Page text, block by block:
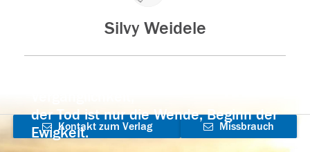
Silvy Weidele
der Tod ist nur die Wende, Beginn der
Ewigkeit.
Kontakt zum Verlag
Missbrauch